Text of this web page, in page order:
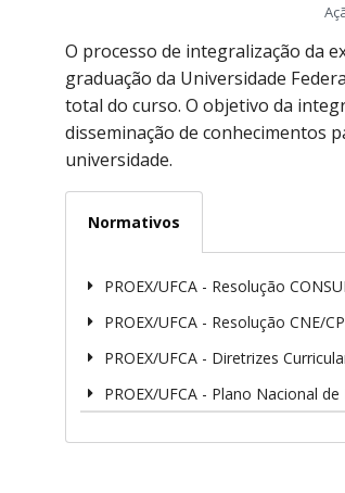
O processo de integralização da
graduação da Universidade
total do curso. O objetivo da
disseminação de conhecimentos
universidade.
Normativos
PROEX/UFCA - Resolução
PROEX/UFCA - Resolução CNE/
PROEX/UFCA - Diretrizes
PROEX/UFCA - Plano Nacional